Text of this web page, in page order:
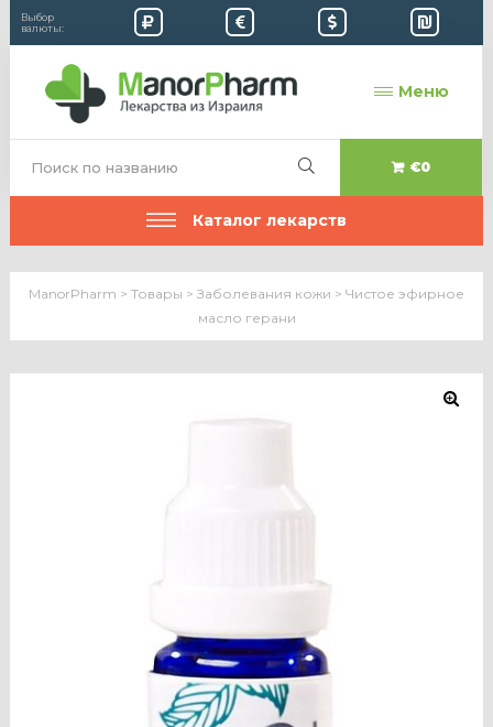
Выбор
валюты:
Меню
€0
Каталог лекарств
ManorPharm > Товары > Заболевания кожи > Чистое эфирное
масло герани